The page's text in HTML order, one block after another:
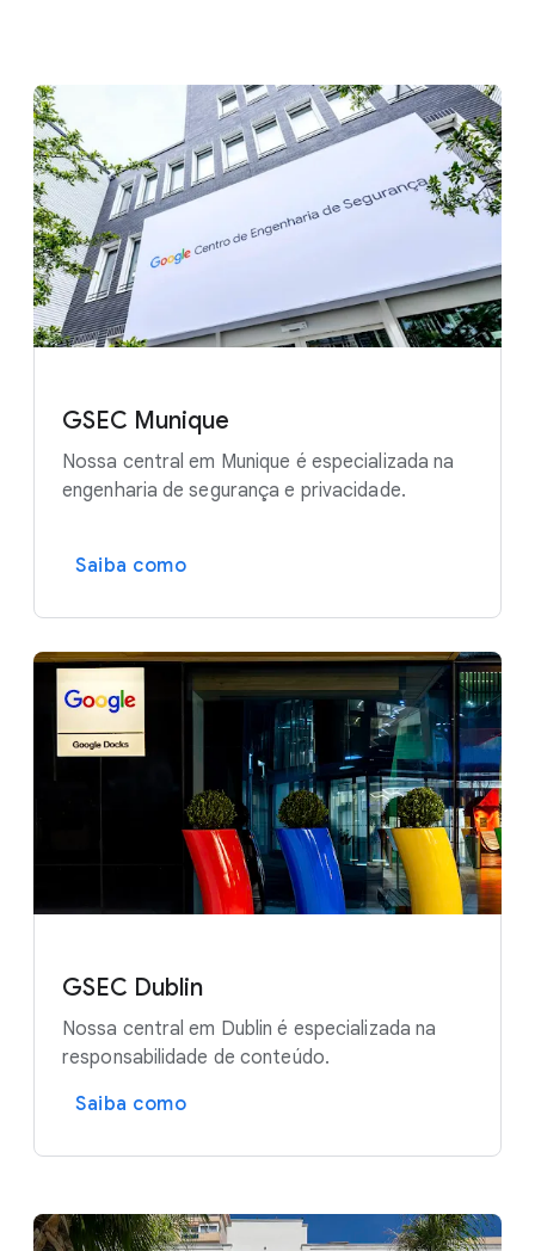
GSEC Munique
Nossa central em Munique é especializada na
engenharia de segurança e privacidade.
Saiba como
GSEC Dublin
Nossa central em Dublin é especializada na
responsabilidade de conteúdo.
Saiba como